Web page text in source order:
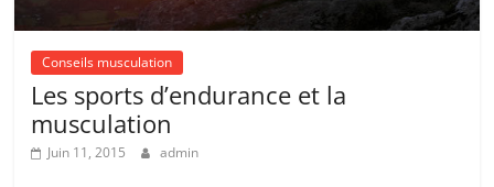
Conseils musculation
Les sports d’endurance et la
musculation
Juin 11, 2015 admin